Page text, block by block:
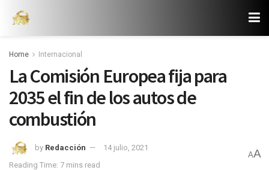
Home Internacional
La Comisión Europea fija para
2035 el fin de los autos de
combustión
by Redacción
14 julio, 2021
Reading Time: 7 mins read
AA